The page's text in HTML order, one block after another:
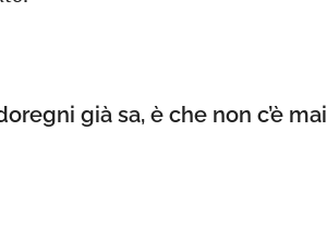
già sa, è che non c’è mai